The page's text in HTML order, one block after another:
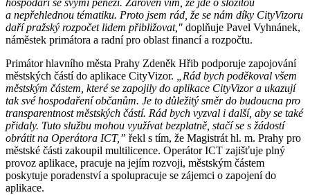
hospodaří se svými penězi. Zároveň vím, že jde o složitou
a nepřehlednou tématiku. Proto jsem rád, že se nám díky CityVizoru
daří pražský rozpočet lidem přibližovat," doplňuje Pavel Vyhnánek,
náměstek primátora a radní pro oblast financí a rozpočtu.
Primátor hlavního města Prahy Zdeněk Hřib podporuje zapojování
městských částí do aplikace CityVizor. „Rád bych poděkoval všem
městským částem, které se zapojily do aplikace CityVizor a ukazují
tak své hospodaření občanům. Je to důležitý směr do budoucna pro
transparentnost městských částí. Rád bych vyzval i další, aby se také
přidaly. Tuto službu mohou využívat bezplatně, stačí se s žádostí
obrátit na Operátora ICT,” řekl s tím, že Magistrát hl. m. Prahy pro
městské části zakoupil multilicence. Operátor ICT zajišťuje plný
provoz aplikace, pracuje na jejím rozvoji, městským částem
poskytuje poradenství a spolupracuje se zájemci o zapojení do
aplikace.